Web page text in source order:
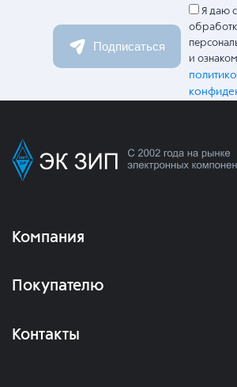
Подписаться
Я даю
и
Компания
Покупателю
Контакты